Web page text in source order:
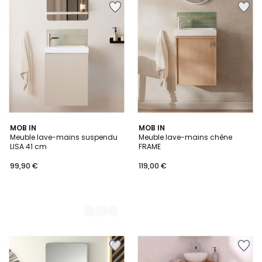
MOB IN
Meuble lave-mains suspendu
LISA 41 cm
99,90 €
8
Couleurs
MOB IN
Meuble lave-mains chêne
FRAME
119,00 €